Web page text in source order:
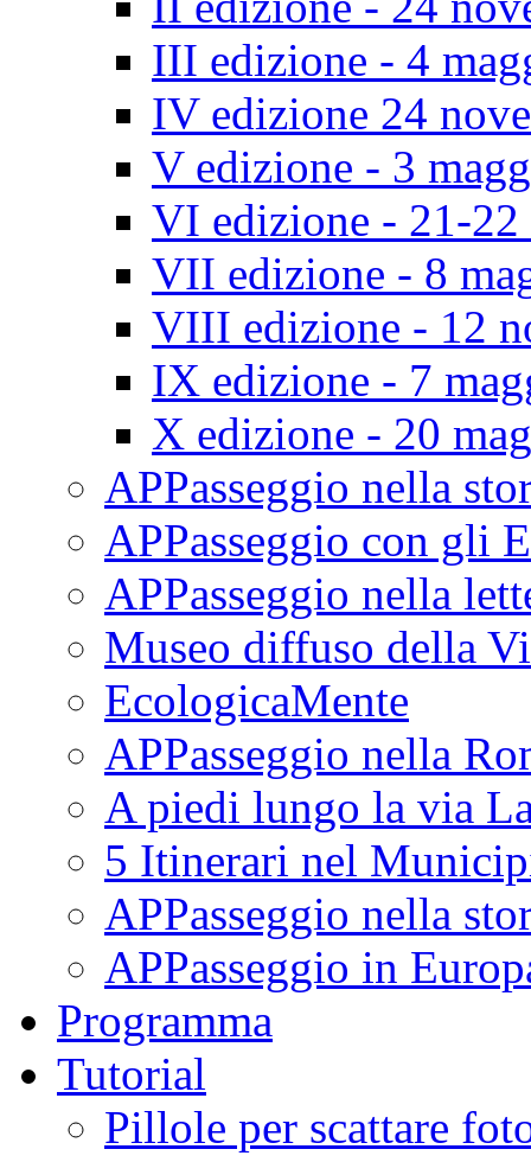
III edizione - 4
IV edizione 24
V edizione - 3
VI edizione - 21-22
VII edizione - 8
VIII edizione - 12
IX edizione - 7
X edizione - 20
APPasseggio nella
APPasseggio con gli
APPasseggio nella
Museo diffuso della
EcologicaMente
APPasseggio nella
A piedi lungo la via
5 Itinerari nel
APPasseggio nella
APPasseggio in
Programma
Tutorial
Pillole per scattare